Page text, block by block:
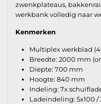
zwenkplateaus,
werkbank volledig naar
Kenmerken
Multiplex werkblad
Breedte: 2000 mm
Diepte: 700 mm
Hoogte: 840 mm
Indeling: 7x
Ladeindeling: 5x100 /